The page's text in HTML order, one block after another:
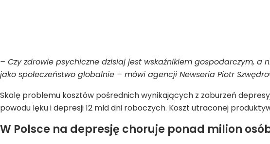
– Czy zdrowie psychiczne dzisiaj jest wskaźnikiem gospodarczym,
jako społeczeństwo globalnie – mówi agencji Newseria Piotr
Skalę problemu kosztów pośrednich wynikających z zaburzeń
powodu lęku i depresji 12 mld dni roboczych. Koszt utraconej
W Polsce na depresję choruje ponad milion